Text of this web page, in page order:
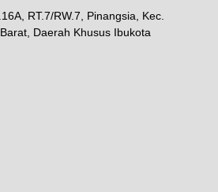
RT.7/RW.7, Pinangsia, Kec.
Daerah Khusus Ibukota